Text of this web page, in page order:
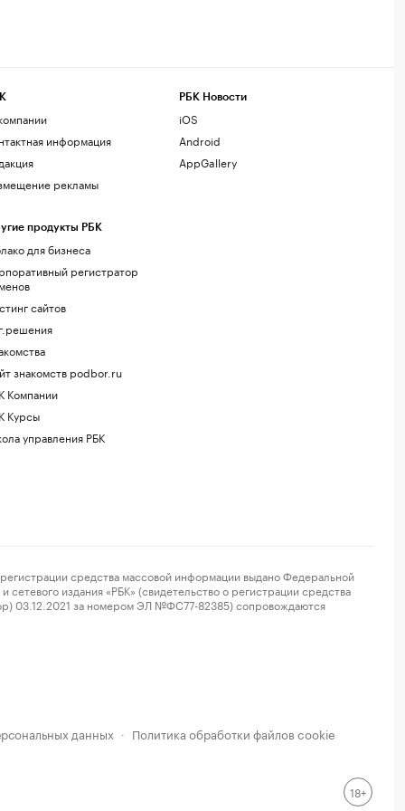
информация
рекламы
продукты РБК
для бизнеса
регистратор
сайтов
знакомств podbor.ru
Компании
Курсы
управления РБК
РБК Новости
iOS
Android
AppGallery
средства массовой информации выдано Федеральной
издания «РБК» (свидетельство о регистрации средства
03.12.2021 за номером ЭЛ №ФС77-82385) сопровождаются
данных · Политика обработки файлов cookie
18+